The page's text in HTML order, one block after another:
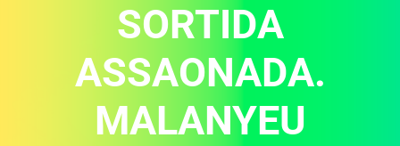
SORTIDA
ASSAONADA.
MALANYEU